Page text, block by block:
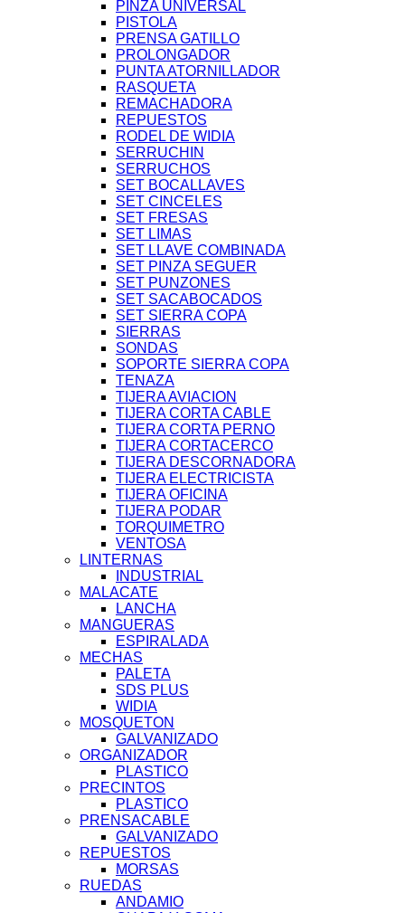
PINZA UNIVERSAL
PISTOLA
PRENSA GATILLO
PROLONGADOR
PUNTA ATORNILLADOR
RASQUETA
REMACHADORA
REPUESTOS
RODEL DE WIDIA
SERRUCHIN
SERRUCHOS
SET BOCALLAVES
SET CINCELES
SET FRESAS
SET LIMAS
SET LLAVE COMBINADA
SET PINZA SEGUER
SET PUNZONES
SET SACABOCADOS
SET SIERRA COPA
SIERRAS
SONDAS
SOPORTE SIERRA COPA
TENAZA
TIJERA AVIACION
TIJERA CORTA CABLE
TIJERA CORTA PERNO
TIJERA CORTACERCO
TIJERA DESCORNADORA
TIJERA ELECTRICISTA
TIJERA OFICINA
TIJERA PODAR
TORQUIMETRO
VENTOSA
LINTERNAS
INDUSTRIAL
MALACATE
LANCHA
MANGUERAS
ESPIRALADA
MECHAS
PALETA
SDS PLUS
WIDIA
MOSQUETON
GALVANIZADO
ORGANIZADOR
PLASTICO
PRECINTOS
PLASTICO
PRENSACABLE
GALVANIZADO
REPUESTOS
MORSAS
RUEDAS
ANDAMIO